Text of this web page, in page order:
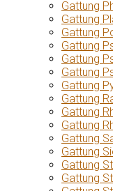
Gattung
Gattung
Gattung
Gattung
Gattung
Gattung
Gattung
Gattung
Gattung
Gattung
Gattung
Gattung
Gattung
Gattung